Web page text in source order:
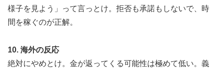
様子を見よう」って言っとけ。拒否も承諾もしないで、時
間を稼ぐのが正解。
10. 海外の反応
絶対にやめとけ。金が返ってくる可能性は極めて低い。義